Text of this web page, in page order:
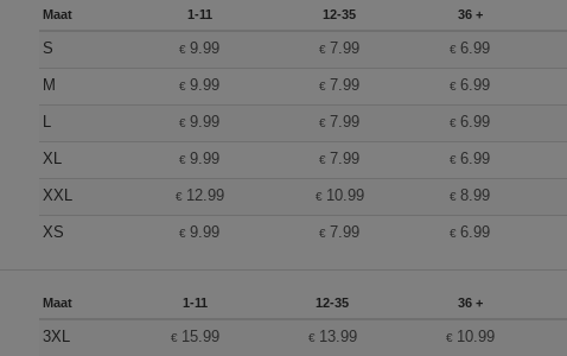
Maat 1-11 12-35 36 +
S €9.99 € 7.99 €6.99
M €9.99 € 7.99 €6.99
L €9.99 € 7.99 €6.99
XL €9.99 € 7.99 €6.99
XXL € 12.99 € 10.99 €8.99
XS €9.99 € 7.99 €6.99
Maat 1-11 12-35 36 +
3XL € 15.99 € 13.99 € 10.99